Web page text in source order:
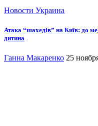
Новости Украина
Атака “шахедів” на Київ: до
дитина
Ганна Макаренко 25